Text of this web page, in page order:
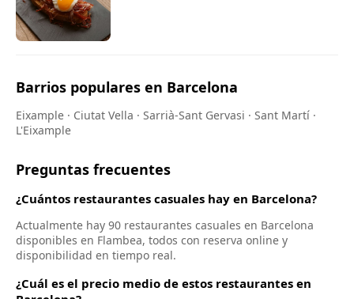
Barrios populares en Barcelona
Eixample · Ciutat Vella · Sarrià-Sant Gervasi · Sant Martí ·
L'Eixample
Preguntas frecuentes
¿Cuántos restaurantes casuales hay en Barcelona?
Actualmente hay 90 restaurantes casuales en Barcelona
disponibles en Flambea, todos con reserva online y
disponibilidad en tiempo real.
¿Cuál es el precio medio de estos restaurantes en